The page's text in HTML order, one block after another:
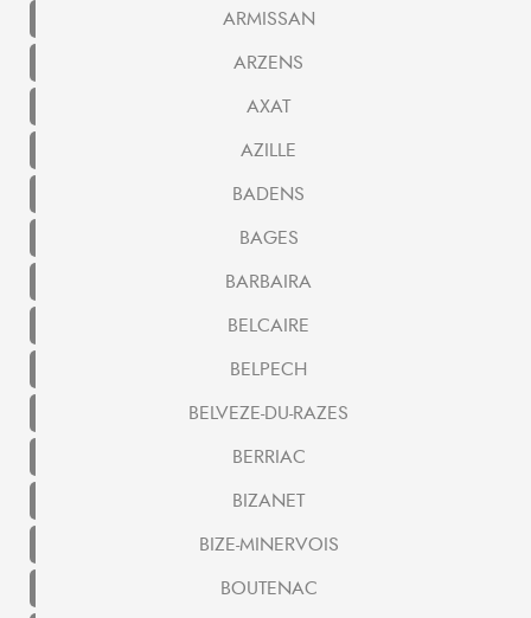
ARMISSAN
ARZENS
AXAT
AZILLE
BADENS
BAGES
BARBAIRA
BELCAIRE
BELPECH
BELVEZE-DU-RAZES
BERRIAC
BIZANET
BIZE-MINERVOIS
BOUTENAC